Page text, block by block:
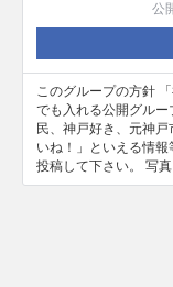
公
このグループの方針
でも入れる公開グル
民、神戸好き、元神
いね！」といえる情
投稿して下さい。 写